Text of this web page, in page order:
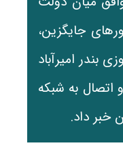
جایگزین،
بندر امیرآباد
اتصال به شبکه
خبر داد.